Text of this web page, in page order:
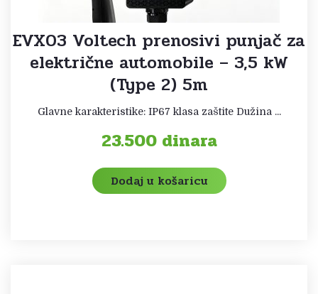
EVX03 Voltech prenosivi punjač za
električne automobile – 3,5 kW
(Type 2) 5m
Glavne karakteristike: IP67 klasa zaštite Dužina ...
23.500 dinara
Dodaj u košaricu